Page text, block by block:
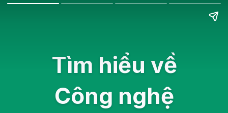
Tìm hiểu về
Công nghệ